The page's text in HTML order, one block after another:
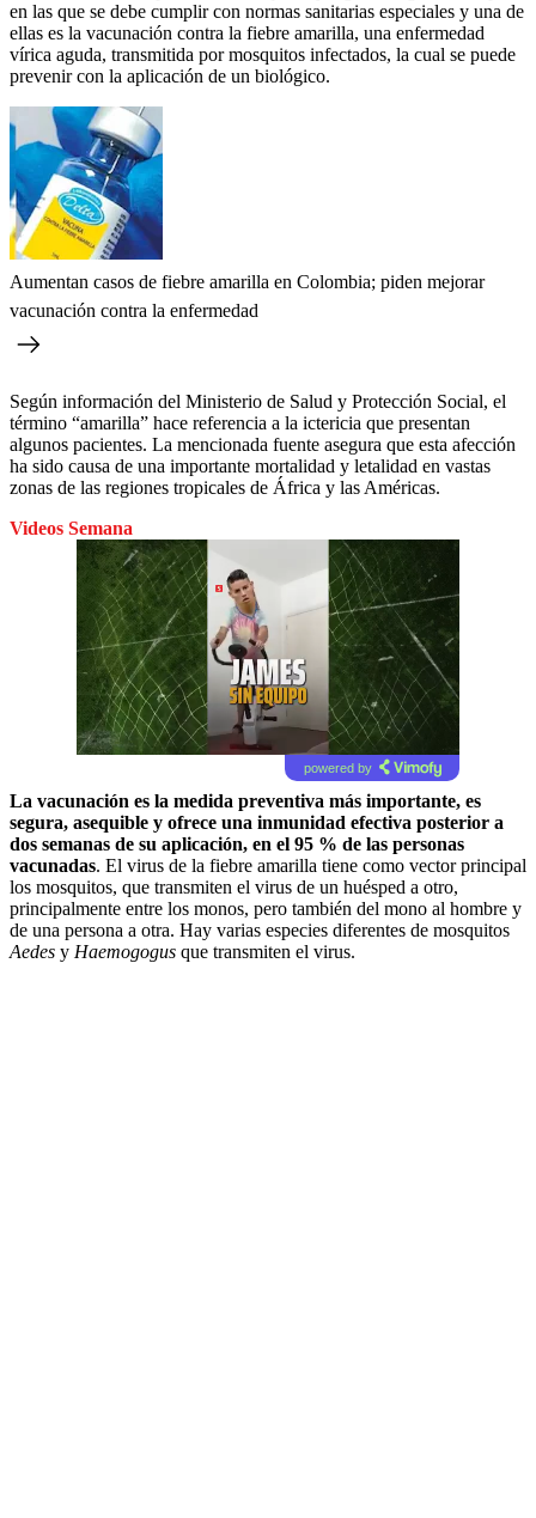
en las que se debe cumplir con normas sanitarias especiales y una de
ellas es la vacunación contra la fiebre amarilla, una enfermedad
vírica aguda, transmitida por mosquitos infectados, la cual se puede
prevenir con la aplicación de un biológico.
Aumentan casos de fiebre amarilla en Colombia; piden mejorar
vacunación contra la enfermedad
Según información del Ministerio de Salud y Protección Social, el
término “amarilla” hace referencia a la ictericia que presentan
algunos pacientes. La mencionada fuente asegura que esta afección
ha sido causa de una importante mortalidad y letalidad en vastas
zonas de las regiones tropicales de África y las Américas.
Videos Semana
powered by
La vacunación es la medida preventiva más importante, es
segura, asequible y ofrece una inmunidad efectiva posterior a
dos semanas de su aplicación, en el 95 % de las personas
vacunadas. El virus de la fiebre amarilla tiene como vector principal
los mosquitos, que transmiten el virus de un huésped a otro,
principalmente entre los monos, pero también del mono al hombre y
de una persona a otra. Hay varias especies diferentes de mosquitos
Aedes y Haemogogus que transmiten el virus.